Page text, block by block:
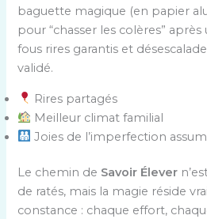
baguette magique (en papier
pour “chasser les colères”
fous rires garantis et
validé.
Rires partagés
Meilleur climat familial
Joies de l’imperfection
Le chemin de Savoir Élever
de ratés, mais la magie réside
constance : chaque effort,